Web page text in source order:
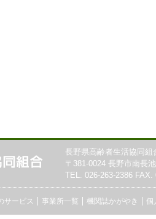
長野県高齢者生活協同組
〒381-0024 長野市南長
TEL. 026-263-2386 FAX.
サービス 事業所一覧 機関誌かがやき 個